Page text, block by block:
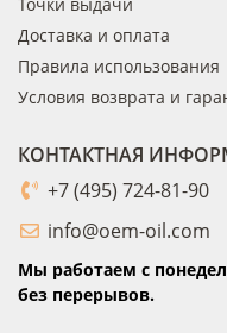
Доставка и оплата
Правила использования
Условия возврата и
КОНТАКТНАЯ
+7 (495) 724-81-90
info@oem-oil.com
Мы работаем с
без перерывов.